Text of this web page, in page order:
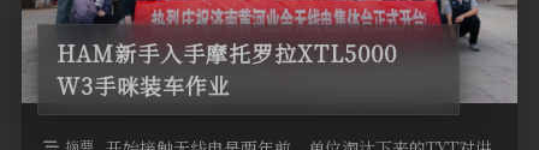
视频资料
HAM技巧
软件
摩托车
黄河直播
编号查询
HAM新手入手摩托罗拉XTL5000
W3手咪装车作业
摘要